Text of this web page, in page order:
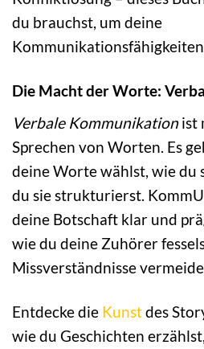
du brauchst, um deine
Die Macht der Worte:
Verbale Kommunikationist
Sprechen von Worten. Es
deine Worte wählst, wie du
du sie strukturierst.
deine Botschaft klar und
wie du deine Zuhörer
Missverständnisse
Entdecke die Kunstdes
wie du Geschichten